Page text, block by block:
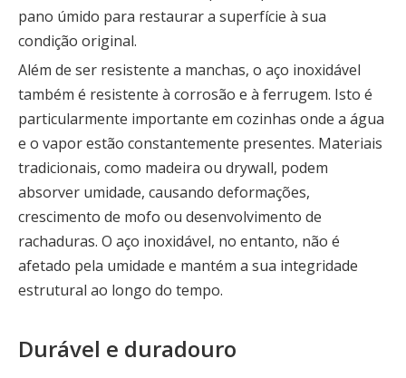
pano úmido para restaurar a superfície à sua
condição original.
Além de ser resistente a manchas, o aço inoxidável
também é resistente à corrosão e à ferrugem. Isto é
particularmente importante em cozinhas onde a água
e o vapor estão constantemente presentes. Materiais
tradicionais, como madeira ou drywall, podem
absorver umidade, causando deformações,
crescimento de mofo ou desenvolvimento de
rachaduras. O aço inoxidável, no entanto, não é
afetado pela umidade e mantém a sua integridade
estrutural ao longo do tempo.
Durável e duradouro